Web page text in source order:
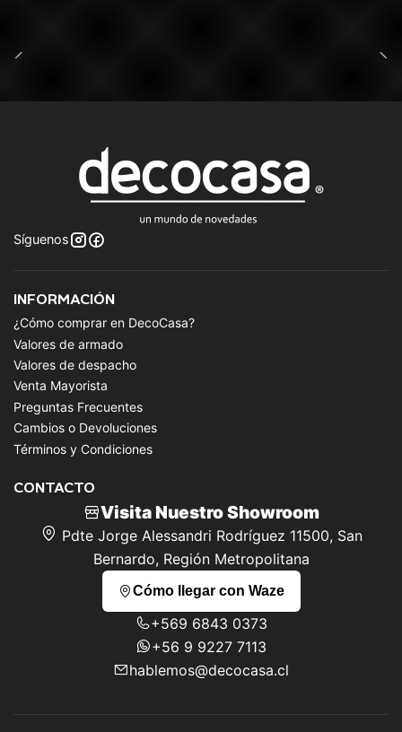
Síguenos
INFORMACIÓN
¿Cómo comprar en DecoCasa?
Valores de armado
Valores de despacho
Venta Mayorista
Preguntas Frecuentes
Cambios o Devoluciones
Términos y Condiciones
CONTACTO
Visita Nuestro Showroom
Pdte Jorge Alessandri Rodríguez 11500, San
Bernardo, Región Metropolitana
Cómo llegar con Waze
+569 6843 0373
+56 9 9227 7113
hablemos@decocasa.cl